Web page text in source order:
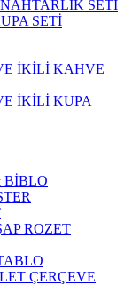
SETİ
SETİ
İKİLİ KAHVE
İKİLİ KUPA
BİBLO
ROZET
ÇERÇEVE